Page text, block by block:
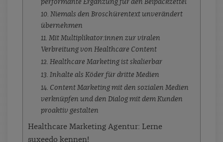
performante Ergänzung für den Beipackzettel
10. Niemals den Broschürentext unverändert
übernehmen
11. Mit Multiplikator:innen zur viralen
Verbreitung von Healthcare Content
12. Healthcare Marketing ist skalierbar
13. Inhalte als Köder für dritte Medien
14. Content Marketing mit den sozialen Medien
verknüpfen und den Dialog mit dem Kunden
proaktiv gestalten
Healthcare Marketing Agentur: Lerne
suxeedo kennen!